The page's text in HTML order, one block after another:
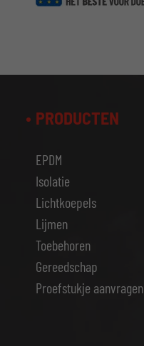
PRODUCTEN
EPDM
Isolatie
Lichtkoepels
Lijmen
Toebehoren
Gereedschap
Proefstukje aanvragen